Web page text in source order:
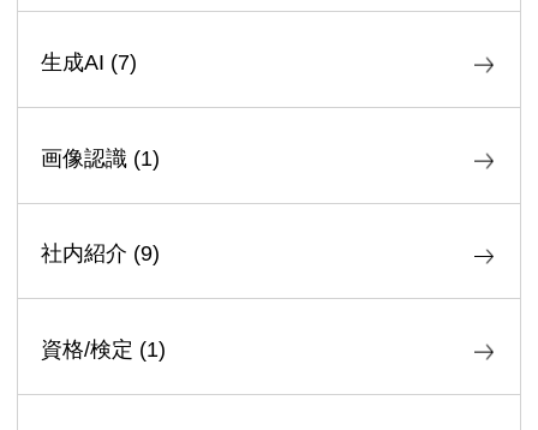
生成AI (7)
画像認識(1)
社内紹介 (9)
資格/検定 (1)